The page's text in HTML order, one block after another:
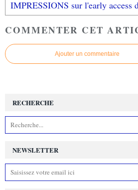
COMMENTER CET
Ajouter un commentaire
NEWSLETTER
RECHERCHE